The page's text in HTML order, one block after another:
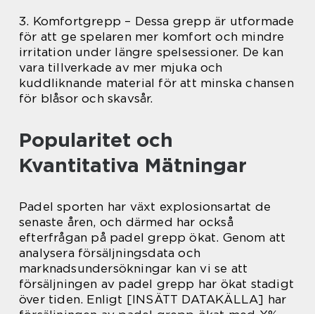
3. Komfortgrepp – Dessa grepp är utformade
för att ge spelaren mer komfort och mindre
irritation under längre spelsessioner. De kan
vara tillverkade av mer mjuka och
kuddliknande material för att minska chansen
för blåsor och skavsår.
Popularitet och
Kvantitativa Mätningar
Padel sporten har växt explosionsartat de
senaste åren, och därmed har också
efterfrågan på padel grepp ökat. Genom att
analysera försäljningsdata och
marknadsundersökningar kan vi se att
försäljningen av padel grepp har ökat stadigt
över tiden. Enligt [INSÄTT DATAKÄLLA] har